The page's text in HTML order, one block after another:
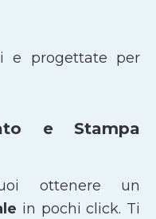
e progettate per
e Stampa
ottenere un
in pochi click. Ti